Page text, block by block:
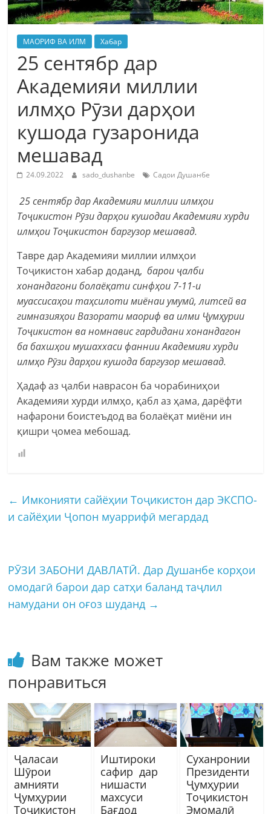
МАОРИФ ВА ИЛМ Хабар
25 сентябр дар
Академияи миллии
илмҳо Рӯзи дарҳои
кушода гузаронида
мешавад
24.09.2022 sado_dushanbe Садои Душанбе
25 сентябр дар Академияи миллии илмҳои
Тоҷикистон Рӯзи дарҳои кушодаи Академияи хурди
илмҳои Тоҷикистон баргузор мешавад.
Тавре дар Академияи миллии илмҳои
Тоҷикистон хабар доданд, барои ҷалби
хонандагони болаёқати синфҳои 7-11-и
муассисаҳои таҳсилоти миёнаи умумӣ, литсей ва
гимназияҳои Вазорати маориф ва илми Ҷумҳурии
Тоҷикистон ва номнавис гардидани хонандагон
ба бахшҳои мушаххаси фаннии Академияи хурди
илмҳо Рӯзи дарҳои кушода баргузор мешавад.
Ҳадаф аз ҷалби наврасон ба чорабиниҳои
Академияи хурди илмҳо, қабл аз ҳама, дарёфти
нафарони боистеъдод ва болаёқат миёни ин
қишри ҷомеа мебошад.
← Имконияти сайёҳии Тоҷикистон дар ЭКСПО-
и сайёҳии Ҷопон муаррифӣ мегардад
РӮЗИ ЗАБОНИ ДАВЛАТӢ. Дар Душанбе корҳои
омодагӣ барои дар сатҳи баланд таҷлил
намудани он оғоз шуданд →
Вам также может
понравиться
Ҷаласаи
Шӯрои
амнияти
Ҷумҳурии
Тоҷикистон
Иштироки
сафир дар
нишасти
махсуси
Бағдод
Суханронии
Президенти
Ҷумҳурии
Тоҷикистон
Эмомалӣ